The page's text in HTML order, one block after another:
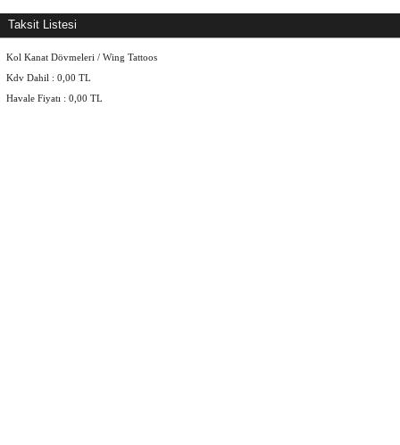
Taksit Listesi
Kol Kanat Dövmeleri / Wing Tattoos
Kdv Dahil : 0,00 TL
Havale Fiyatı : 0,00 TL